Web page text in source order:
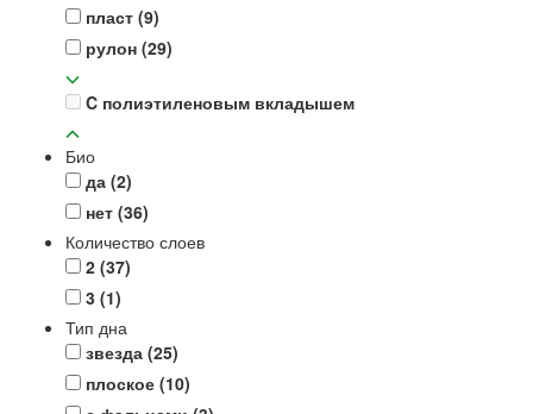
пласт (9)
рулон (29)
C полиэтиленовым вкладышем
Био
да (2)
нет (36)
Количество слоев
2 (37)
3 (1)
Тип дна
звезда (25)
плоское (10)